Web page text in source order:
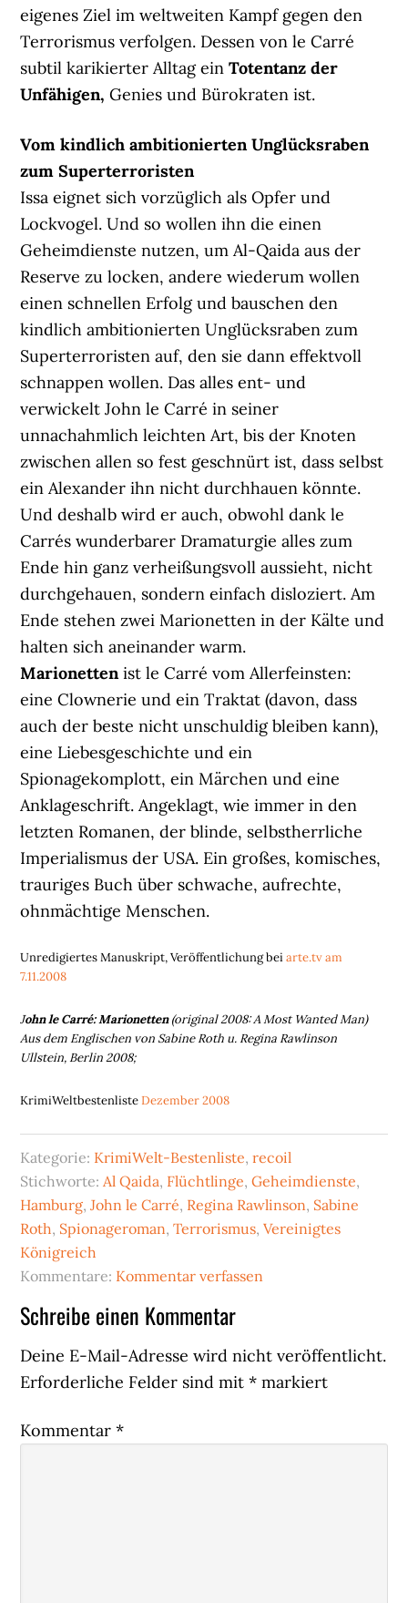
eigenes Ziel im weltweiten Kampf gegen den
Terrorismus verfolgen. Dessen von le Carré
subtil karikierter Alltag einTotentanz der
Unfähigen, Genies und Bürokraten ist.
Vom kindlich ambitionierten Unglücksraben
zum Superterroristen
Issa eignet sich vorzüglich als Opfer und
Lockvogel. Und so wollen ihn die einen
Geheimdienste nutzen, um Al-Qaida aus der
Reserve zu locken, andere wiederum wollen
einen schnellen Erfolg und bauschen den
kindlich ambitionierten Unglücksraben zum
Superterroristen auf, den sie dann effektvoll
schnappen wollen. Das alles ent- und
verwickelt John le Carré in seiner
unnachahmlich leichten Art, bis der Knoten
zwischen allen so fest geschnürt ist, dass selbst
ein Alexander ihn nicht durchhauen könnte.
Und deshalb wird er auch, obwohl dank le
Carrés wunderbarer Dramaturgie alles zum
Ende hin ganz verheißungsvoll aussieht, nicht
durchgehauen, sondern einfach disloziert. Am
Ende stehen zwei Marionetten in der Kälte und
halten sich aneinander warm.
Marionettenist le Carré vom Allerfeinsten:
eine Clownerie und ein Traktat (davon, dass
auch der beste nicht unschuldig bleiben kann),
eine Liebesgeschichte und ein
Spionagekomplott, ein Märchen und eine
Anklageschrift. Angeklagt, wie immer in den
letzten Romanen, der blinde, selbstherrliche
Imperialismus der USA. Ein großes, komisches,
trauriges Buch über schwache, aufrechte,
ohnmächtige Menschen.
Unredigiertes Manuskript, Veröffentlichung beiarte.tv am
7.11.2008
John le Carré: Marionetten(original 2008: A Most Wanted Man)
Aus dem Englischen von Sabine Roth u. Regina Rawlinson
Ullstein, Berlin 2008;
KrimiWeltbestenlisteDezember 2008
Kategorie: KrimiWelt-Bestenliste,recoil
Stichworte: Al Qaida, Flüchtlinge,Geheimdienste,
Hamburg,John le Carré, Regina Rawlinson, Sabine
Roth, Spionageroman,Terrorismus,Vereinigtes
Königreich
Kommentare: Kommentar verfassen
Leser-
Interaktionen
Schreibe einen Kommentar
Deine E-Mail-Adresse wird nicht veröffentlicht.
Erforderliche Felder sind mit* markiert
Kommentar*